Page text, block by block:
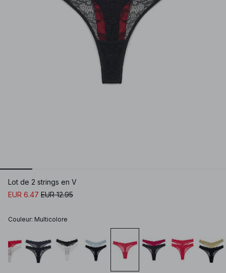
Lot de 2 strings en V
EUR 6.47 EUR 12.95
Couleur: Multicolore